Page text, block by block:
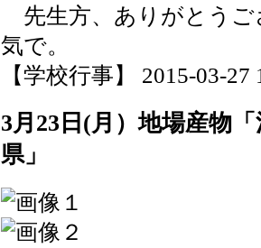
先生方、ありがとうご
気で。
【学校行事】 2015-03-27
3月23日(月）地場産物
県」